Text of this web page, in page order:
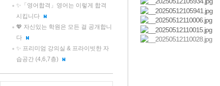
✨「영어합격」영어는 이렇게 합격
시킵니다
💖 자신있는 학원은 모든 걸 공개합니
다
✨ 프리미엄 강의실 & 프라이빗한 자
습공간 (4,6,7층)